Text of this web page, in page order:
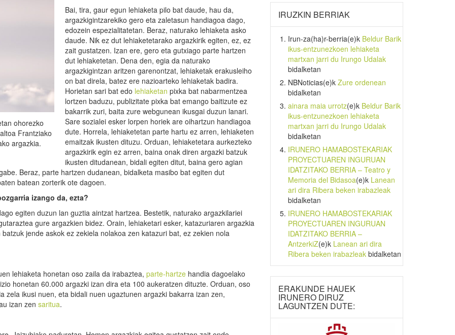
ohorezko
Frantziako
argazkia.
Bai, tira, gaur egun lehiaketa pilo bat daude, hau da,
argazkigintzarekiko gero eta zaletasun handiagoa dago,
edozein espezialitatetan. Beraz, naturako lehiaketa asko
daude. Nik ez dut lehiaketetarako argazkirik egiten, ez, ez
zait gustatzen. Izan ere, gero eta gutxiago parte hartzen
dut lehiaketetan. Dena den, egia da naturako
argazkigintzan aritzen garenontzat, lehiaketak erakusleiho
on bat direla, batez ere nazioarteko lehiaketak badira.
Horietan sari bat edo lehiaketan pixka bat nabarmentzea
lortzen baduzu, publizitate pixka bat emango baitizute ez
bakarrik zuri, baita zure webgunean ikusgai duzun lanari.
Sare sozialei esker lorpen horiek are oihartzun handiagoa
dute. Horrela, lehiaketetan parte hartu ez arren, lehiaketen
emaitzak ikusten dituzu. Orduan, lehiaketetara aurkezteko
argazkirik egin ez arren, baina onak diren argazki batzuk
ikusten ditudanean, bidali egiten ditut, baina gero agian
Beraz, parte hartzen dudanean, bidalketa masibo bat egiten dut
batean zorterik ote dagoen.
izango da, ezta?
egiten duzun lan guztia aintzat hartzea. Bestetik, naturako argazkilariei
gure argazkien bidez. Orain, lehiaketari esker, katazuriaren argazkia
jende askok ez zekiela nolakoa zen katazuri bat, ez zekien nola
lehiaketa honetan oso zaila da irabaztea, parte-hartze handia dagoelako
honetan 60.000 argazki izan dira eta 100 aukeratzen dituzte. Orduan, oso
zela ikusi nuen, eta bidali nuen ugaztunen argazki bakarra izan zen,
izan zen saritua.
IRUZKIN BERRIAK
Irun-za(ha)r-berria(e)k Beldur Barik
ikus-entzunezkoen lehiaketa
martxan jarri du Irungo Udalak
bidalketan
NBNoticias(e)k Zure ordenean
bidalketan
ainara maia urrotz(e)k Beldur Barik
ikus-entzunezkoen lehiaketa
martxan jarri du Irungo Udalak
bidalketan
IRUNERO HAMABOSTEKARIAK
PROYECTUAREN INGURUAN
IDATZITAKO BERRIA – Teatro y
Memoria del Bidasoa(e)k Lanean
ari dira Ribera beken irabazleak
bidalketan
IRUNERO HAMABOSTEKARIAK
PROYECTUAREN INGURUAN
IDATZITAKO BERRIA –
AntzerkiZ(e)k Lanean ari dira
Ribera beken irabazleakbidalketan
ERAKUNDE HAUEK
IRUNERO DIRUZ
LAGUNTZEN DUTE: